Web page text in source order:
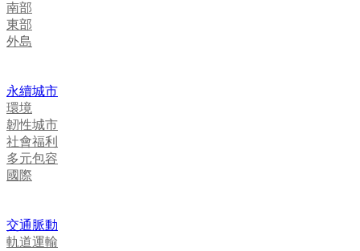
南部
東部
外島
永續城市
環境
韌性城市
社會福利
多元包容
國際
交通脈動
軌道運輸